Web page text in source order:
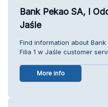
Bank Pekao SA, I
Jaśle
Find information about Bank
Filia 1 w Jaśle customer
More info